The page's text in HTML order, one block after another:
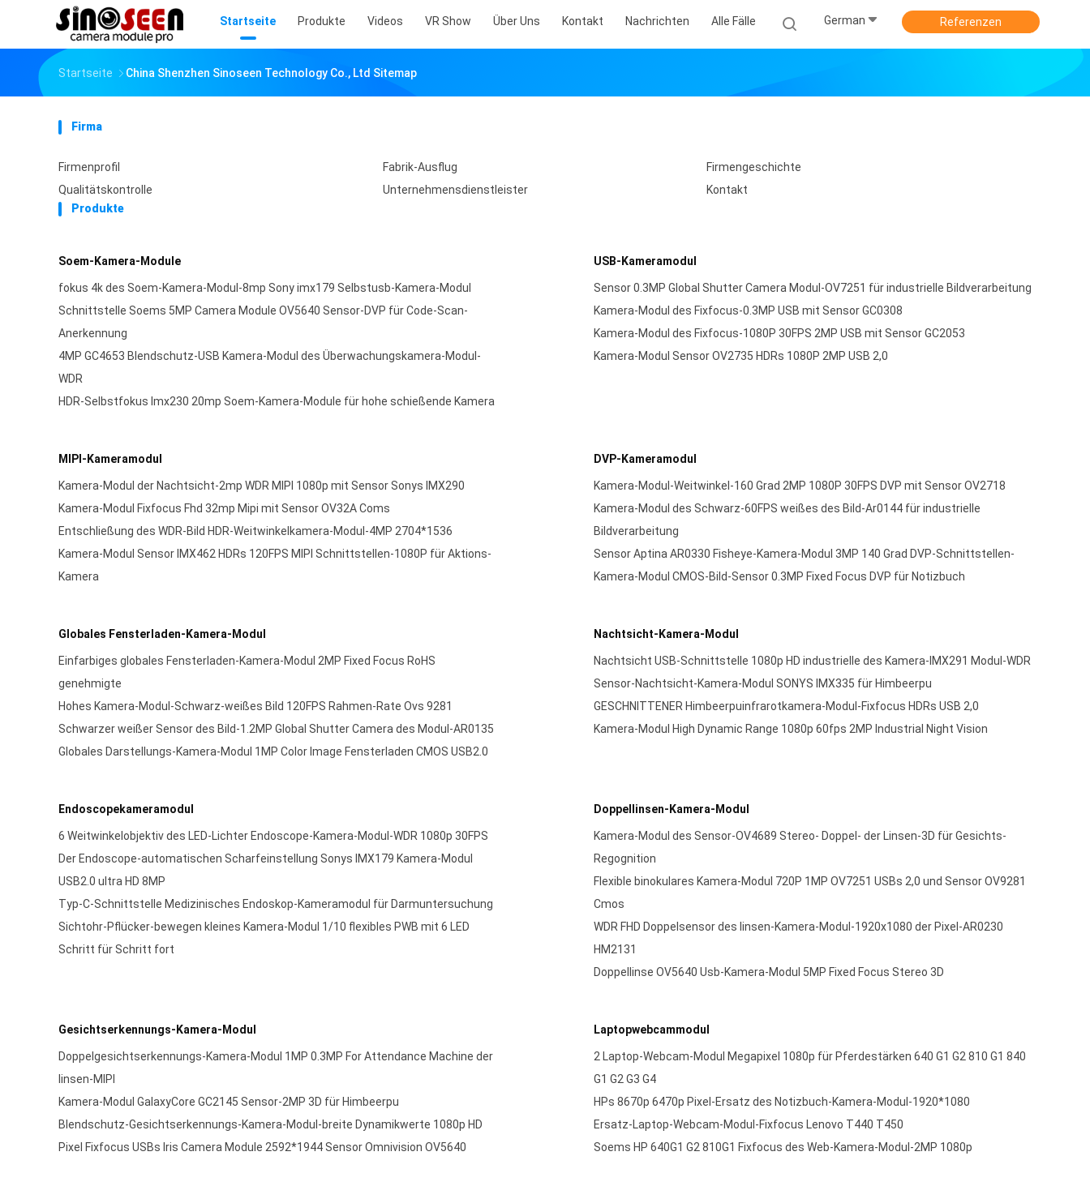
Startseite Produkte Videos VR Show Über Uns Kontakt Nachrichten Alle Fälle German Referenzen
Startseite China Shenzhen Sinoseen Technology Co., Ltd Sitemap
Firma
Firmenprofil Fabrik-Ausflug
Firmengeschichte
Qualitätskontrolle
Unternehmensdienstleister
Kontakt
Produkte
Soem-Kamera-Module
fokus 4k des Soem-Kamera-Modul-8mp Sony imx179 Selbstusb-Kamera-Modul
Schnittstelle Soems 5MP Camera Module OV5640 Sensor-DVP für Code-Scan-
Anerkennung
4MP GC4653 Blendschutz-USB Kamera-Modul des Überwachungskamera-Modul-
WDR
HDR-Selbstfokus Imx230 20mp Soem-Kamera-Module für hohe schießende Kamera
USB-Kameramodul
Sensor 0.3MP Global Shutter Camera Modul-OV7251 für industrielle Bildverarbeitung
Kamera-Modul des Fixfocus-0.3MP USB mit Sensor GC0308
Kamera-Modul des Fixfocus-1080P 30FPS 2MP USB mit Sensor GC2053
Kamera-Modul Sensor OV2735 HDRs 1080P 2MP USB 2,0
MIPI-Kameramodul
Kamera-Modul der Nachtsicht-2mp WDR MIPI 1080p mit Sensor Sonys IMX290
Kamera-Modul Fixfocus Fhd 32mp Mipi mit Sensor OV32A Coms
Entschließung des WDR-Bild HDR-Weitwinkelkamera-Modul-4MP 2704*1536
Kamera-Modul Sensor IMX462 HDRs 120FPS MIPI Schnittstellen-1080P für Aktions-
Kamera
DVP-Kameramodul
Kamera-Modul-Weitwinkel-160 Grad 2MP 1080P 30FPS DVP mit Sensor OV2718
Kamera-Modul des Schwarz-60FPS weißes des Bild-Ar0144 für industrielle
Bildverarbeitung
Sensor Aptina AR0330 Fisheye-Kamera-Modul 3MP 140 Grad DVP-Schnittstellen-
Kamera-Modul CMOS-Bild-Sensor 0.3MP Fixed Focus DVP für Notizbuch
Globales Fensterladen-Kamera-Modul
Einfarbiges globales Fensterladen-Kamera-Modul 2MP Fixed Focus RoHS
genehmigte
Hohes Kamera-Modul-Schwarz-weißes Bild 120FPS Rahmen-Rate Ovs 9281
Schwarzer weißer Sensor des Bild-1.2MP Global Shutter Camera des Modul-AR0135
Globales Darstellungs-Kamera-Modul 1MP Color Image Fensterladen CMOS USB2.0
Nachtsicht-Kamera-Modul
Nachtsicht USB-Schnittstelle 1080p HD industrielle des Kamera-IMX291 Modul-WDR
Sensor-Nachtsicht-Kamera-Modul SONYS IMX335 für Himbeerpu
GESCHNITTENER Himbeerpuinfrarotkamera-Modul-Fixfocus HDRs USB 2,0
Kamera-Modul High Dynamic Range 1080p 60fps 2MP Industrial Night Vision
Endoscopekameramodul
6 Weitwinkelobjektiv des LED-Lichter Endoscope-Kamera-Modul-WDR 1080p 30FPS
Der Endoscope-automatischen Scharfeinstellung Sonys IMX179 Kamera-Modul
USB2.0 ultra HD 8MP
Typ-C-Schnittstelle Medizinisches Endoskop-Kameramodul für Darmuntersuchung
Sichtohr-Pflücker-bewegen kleines Kamera-Modul 1/10 flexibles PWB mit 6 LED
Schritt für Schritt fort
Doppellinsen-Kamera-Modul
Kamera-Modul des Sensor-OV4689 Stereo- Doppel- der Linsen-3D für Gesichts-
Regognition
Flexible binokulares Kamera-Modul 720P 1MP OV7251 USBs 2,0 und Sensor OV9281
Cmos
WDR FHD Doppelsensor des linsen-Kamera-Modul-1920x1080 der Pixel-AR0230
HM2131
Doppellinse OV5640 Usb-Kamera-Modul 5MP Fixed Focus Stereo 3D
Gesichtserkennungs-Kamera-Modul
Doppelgesichtserkennungs-Kamera-Modul 1MP 0.3MP For Attendance Machine der
linsen-MIPI
Kamera-Modul GalaxyCore GC2145 Sensor-2MP 3D für Himbeerpu
Blendschutz-Gesichtserkennungs-Kamera-Modul-breite Dynamikwerte 1080p HD
Pixel Fixfocus USBs Iris Camera Module 2592*1944 Sensor Omnivision OV5640
Laptopwebcammodul
2 Laptop-Webcam-Modul Megapixel 1080p für Pferdestärken 640 G1 G2 810 G1 840
G1 G2 G3 G4
HPs 8670p 6470p Pixel-Ersatz des Notizbuch-Kamera-Modul-1920*1080
Ersatz-Laptop-Webcam-Modul-Fixfocus Lenovo T440 T450
Soems HP 640G1 G2 810G1 Fixfocus des Web-Kamera-Modul-2MP 1080p